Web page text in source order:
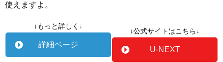
使えますよ。
↓もっと詳しく↓
詳細ページ
↓公式サイトはこちら↓
U-NEXT